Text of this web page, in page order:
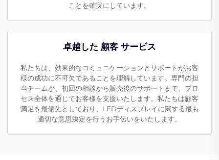
ことを確実にしています。
卓越した 顧客 サービス
私たちは、効果的なコミュニケーションとサポートがお客
様の成功に不可欠であることを理解しています。専門の担
当チームが、初回の相談から販売後のサポートまで、プロ
セス全体を通じてお客様を支援いたします。私たちは顧客
満足を最優先としており、LEDディスプレイに関する最も
適切な意思決定を行うお手伝いをいたします。